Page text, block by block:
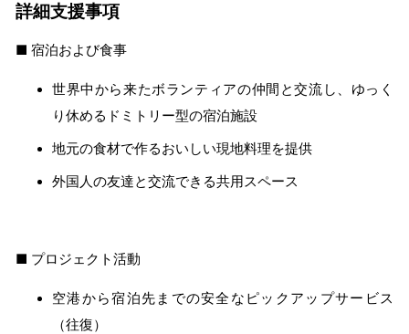
詳細支援事項
■ 宿泊および食事
世界中から来たボランティアの仲間と交流し、ゆっく
り休めるドミトリー型の宿泊施設
地元の食材で作るおいしい現地料理を提供
外国人の友達と交流できる共用スペース
■ プロジェクト活動
空港から宿泊先までの安全なピックアップサービス
（往復）